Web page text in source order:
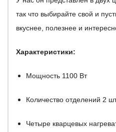
так что выбирайте свой и
вкуснее, полезнее и
Характеристики:
Мощность 1100 Вт
Количество отделений 2
Четыре кварцевых